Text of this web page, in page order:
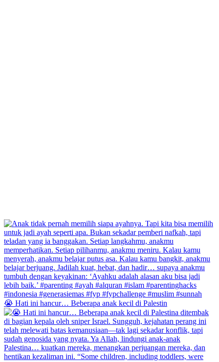
😭 Hati ini hancur… Beberapa anak kecil di Palestin